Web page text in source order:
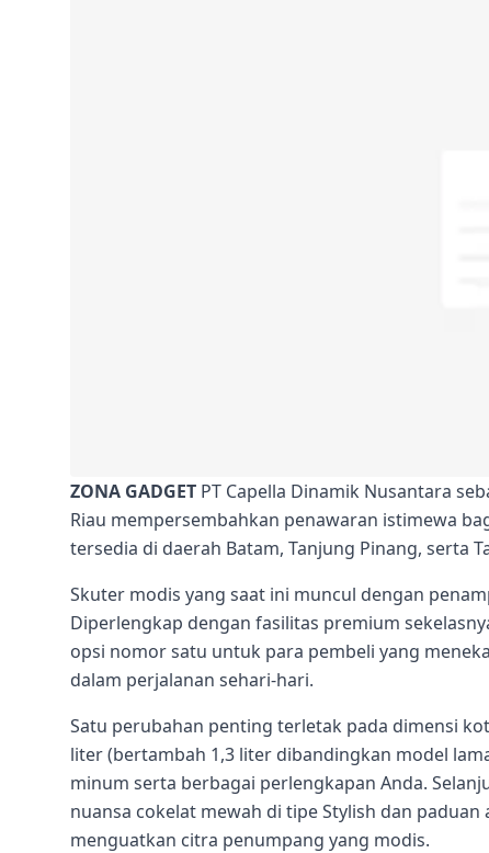
ZONA GADGET PT Capella Dinamik Nusantara
Riau mempersembahkan penawaran istimewa
tersedia di daerah Batam, Tanjung Pinang, serta
Skuter modis yang saat ini muncul dengan
Diperlengkap dengan fasilitas premium
opsi nomor satu untuk para pembeli yang
dalam perjalanan sehari-hari.
Satu perubahan penting terletak pada dimensi
liter (bertambah 1,3 liter dibandingkan model
minum serta berbagai perlengkapan Anda.
nuansa cokelat mewah di tipe Stylish dan
menguatkan citra penumpang yang modis.